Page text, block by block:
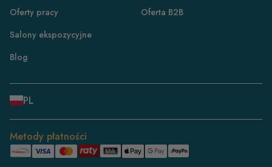
Oferty pracy
Salony ekspozycyjne
Blog
Oferta B2B
PL
FR
CH/DE
ES
BE/NL
Metody płatności